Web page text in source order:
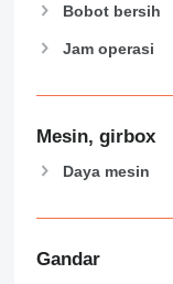
Bobot bersih
Jam operasi
Mesin, girbox
Daya mesin
Gandar